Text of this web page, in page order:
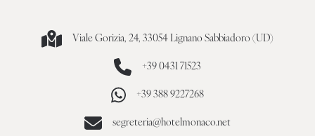
Viale Gorizia, 24, 33054 Lignano Sabbiadoro (UD)
+39 0431 71523
+39 388 9227268
segreteria@hotelmonaco.net